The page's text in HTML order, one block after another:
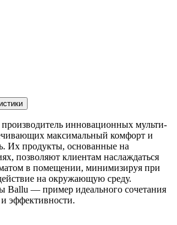
инновационных мульти-
максимальный комфорт и
Их продукты, основанные на
позволяют клиентам наслаждаться
в помещении, минимизируя при
на окружающую среду.
Ballu — пример идеального сочетания
эффективности.